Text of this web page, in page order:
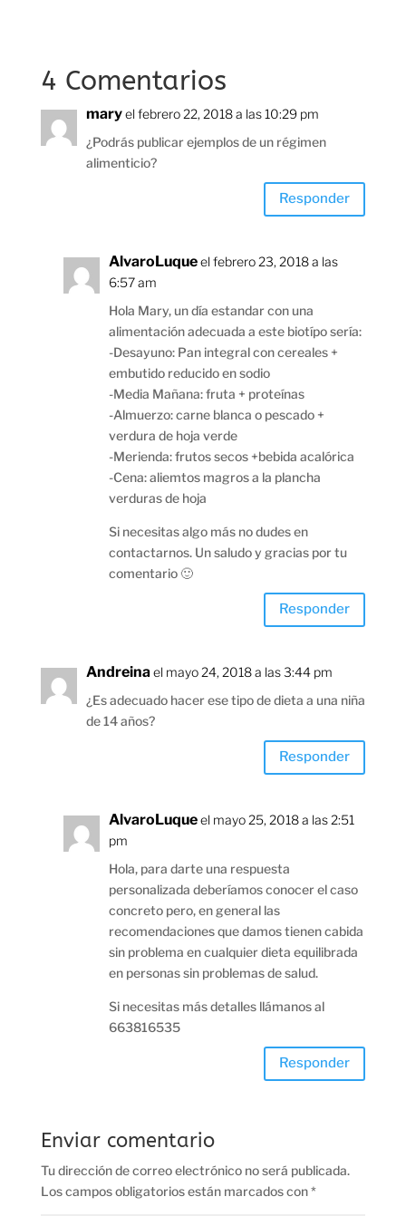
4 Comentarios
maryel febrero 22, 2018 a las 10:29 pm
¿Podrás publicar ejemplos de un régimen
alimenticio?
Responder
AlvaroLuqueel febrero 23, 2018 a las
6:57 am
Hola Mary, un día estandar con una
alimentación adecuada a este biotípo sería:
-Desayuno: Pan integral con cereales +
embutido reducido en sodio
-Media Mañana: fruta + proteínas
-Almuerzo: carne blanca o pescado +
verdura de hoja verde
-Merienda: frutos secos +bebida acalórica
-Cena: aliemtos magros a la plancha
verduras de hoja
Si necesitas algo más no dudes en
contactarnos. Un saludo y gracias por tu
comentario 🙂
Responder
Andreinael mayo 24, 2018 a las 3:44 pm
¿Es adecuado hacer ese tipo de dieta a una niña
de 14 años?
Responder
AlvaroLuqueel mayo 25, 2018 a las 2:51
pm
Hola, para darte una respuesta
personalizada deberíamos conocer el caso
concreto pero, en general las
recomendaciones que damos tienen cabida
sin problema en cualquier dieta equilibrada
en personas sin problemas de salud.
Si necesitas más detalles llámanos al
663816535
Responder
Enviar comentario
Tu dirección de correo electrónico no será publicada.
Los campos obligatorios están marcados con*